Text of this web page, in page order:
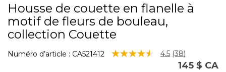
Housse de couette en flanelle à
motif de fleurs de bouleau,
collection Couette
Numéro d’article : CA521412 5 sur 5 Évaluation des clients
4.5 Lire
les
(38)
145 $ CA